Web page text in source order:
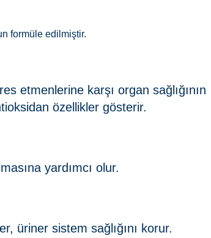
formüle edilmiştir.
etmenlerine karşı organ sağlığının
özellikler gösterir.
yardımcı olur.
üriner sistem sağlığını korur.